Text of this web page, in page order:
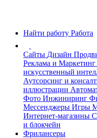
Найти работу Работа
Сайты Дизайн
Реклама и Маркетинг
искусственный
Аутсорсинг и
иллюстрации
Фото Инжиниринг
Мессенджеры Игры
Интернет-магазины
и блокчейн
Фрилансеры